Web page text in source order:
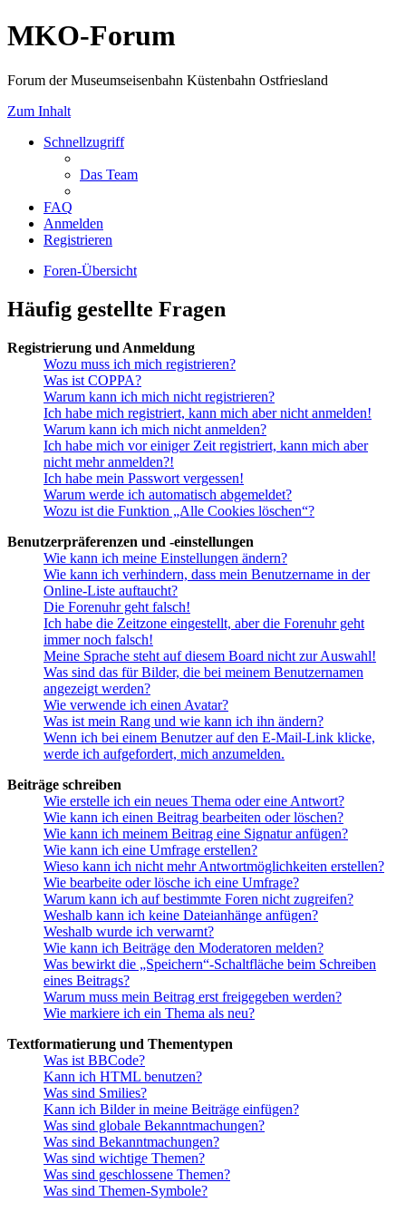
MKO-Forum
Forum der Museumseisenbahn Küstenbahn Ostfriesland
Zum Inhalt
Schnellzugriff
Das Team
FAQ
Anmelden
Registrieren
Foren-Übersicht
Häufig gestellte Fragen
Registrierung und Anmeldung
Wozu muss ich mich registrieren?
Was ist COPPA?
Warum kann ich mich nicht registrieren?
Ich habe mich registriert, kann mich aber nicht anmelden!
Warum kann ich mich nicht anmelden?
Ich habe mich vor einiger Zeit registriert, kann mich aber
nicht mehr anmelden?!
Ich habe mein Passwort vergessen!
Warum werde ich automatisch abgemeldet?
Wozu ist die Funktion „Alle Cookies löschen“?
Benutzerpräferenzen und -einstellungen
Wie kann ich meine Einstellungen ändern?
Wie kann ich verhindern, dass mein Benutzername in der
Online-Liste auftaucht?
Die Forenuhr geht falsch!
Ich habe die Zeitzone eingestellt, aber die Forenuhr geht
immer noch falsch!
Meine Sprache steht auf diesem Board nicht zur Auswahl!
Was sind das für Bilder, die bei meinem Benutzernamen
angezeigt werden?
Wie verwende ich einen Avatar?
Was ist mein Rang und wie kann ich ihn ändern?
Wenn ich bei einem Benutzer auf den E-Mail-Link klicke,
werde ich aufgefordert, mich anzumelden.
Beiträge schreiben
Wie erstelle ich ein neues Thema oder eine Antwort?
Wie kann ich einen Beitrag bearbeiten oder löschen?
Wie kann ich meinem Beitrag eine Signatur anfügen?
Wie kann ich eine Umfrage erstellen?
Wieso kann ich nicht mehr Antwortmöglichkeiten erstellen?
Wie bearbeite oder lösche ich eine Umfrage?
Warum kann ich auf bestimmte Foren nicht zugreifen?
Weshalb kann ich keine Dateianhänge anfügen?
Weshalb wurde ich verwarnt?
Wie kann ich Beiträge den Moderatoren melden?
Was bewirkt die „Speichern“-Schaltfläche beim Schreiben
eines Beitrags?
Warum muss mein Beitrag erst freigegeben werden?
Wie markiere ich ein Thema als neu?
Textformatierung und Thementypen
Was ist BBCode?
Kann ich HTML benutzen?
Was sind Smilies?
Kann ich Bilder in meine Beiträge einfügen?
Was sind globale Bekanntmachungen?
Was sind Bekanntmachungen?
Was sind wichtige Themen?
Was sind geschlossene Themen?
Was sind Themen-Symbole?